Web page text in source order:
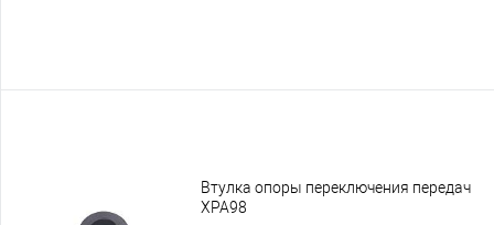
Втулка опоры переключения передач
XPA98